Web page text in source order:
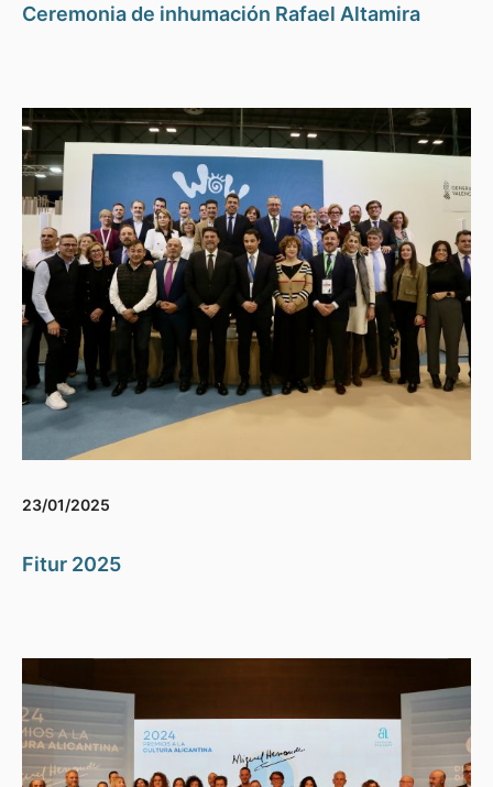
Ceremonia de inhumación Rafael Altamira
23/01/2025
Fitur 2025